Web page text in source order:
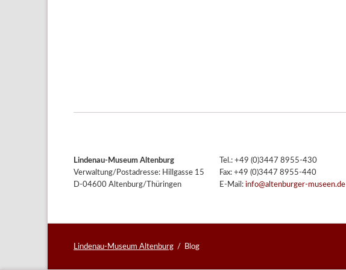
Lindenau-Museum Altenburg
Verwaltung/Postadresse: Hillgasse 15
D-04600 Altenburg/Thüringen
Tel.: +49 (0)3447 8955-430
Fax: +49 (0)3447 8955-440
E-Mail: info@altenburger-museen.de
Lindenau-Museum Altenburg Blog